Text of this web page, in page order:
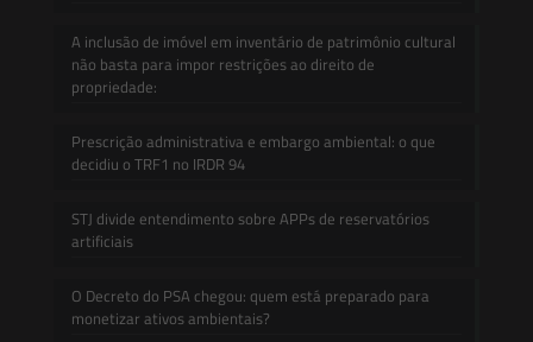
A inclusão de imóvel em inventário de patrimônio cultural
não basta para impor restrições ao direito de
propriedade:
Prescrição administrativa e embargo ambiental: o que
decidiu o TRF1 no IRDR 94
STJ divide entendimento sobre APPs de reservatórios
artificiais
O Decreto do PSA chegou: quem está preparado para
monetizar ativos ambientais?